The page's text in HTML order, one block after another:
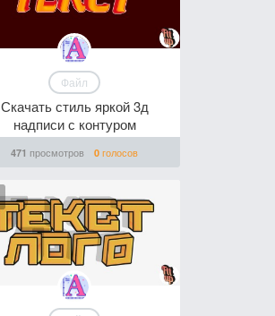
Файл
Скачать стиль яркой 3д
надписи с контуром
471 просмотров 0 голосов